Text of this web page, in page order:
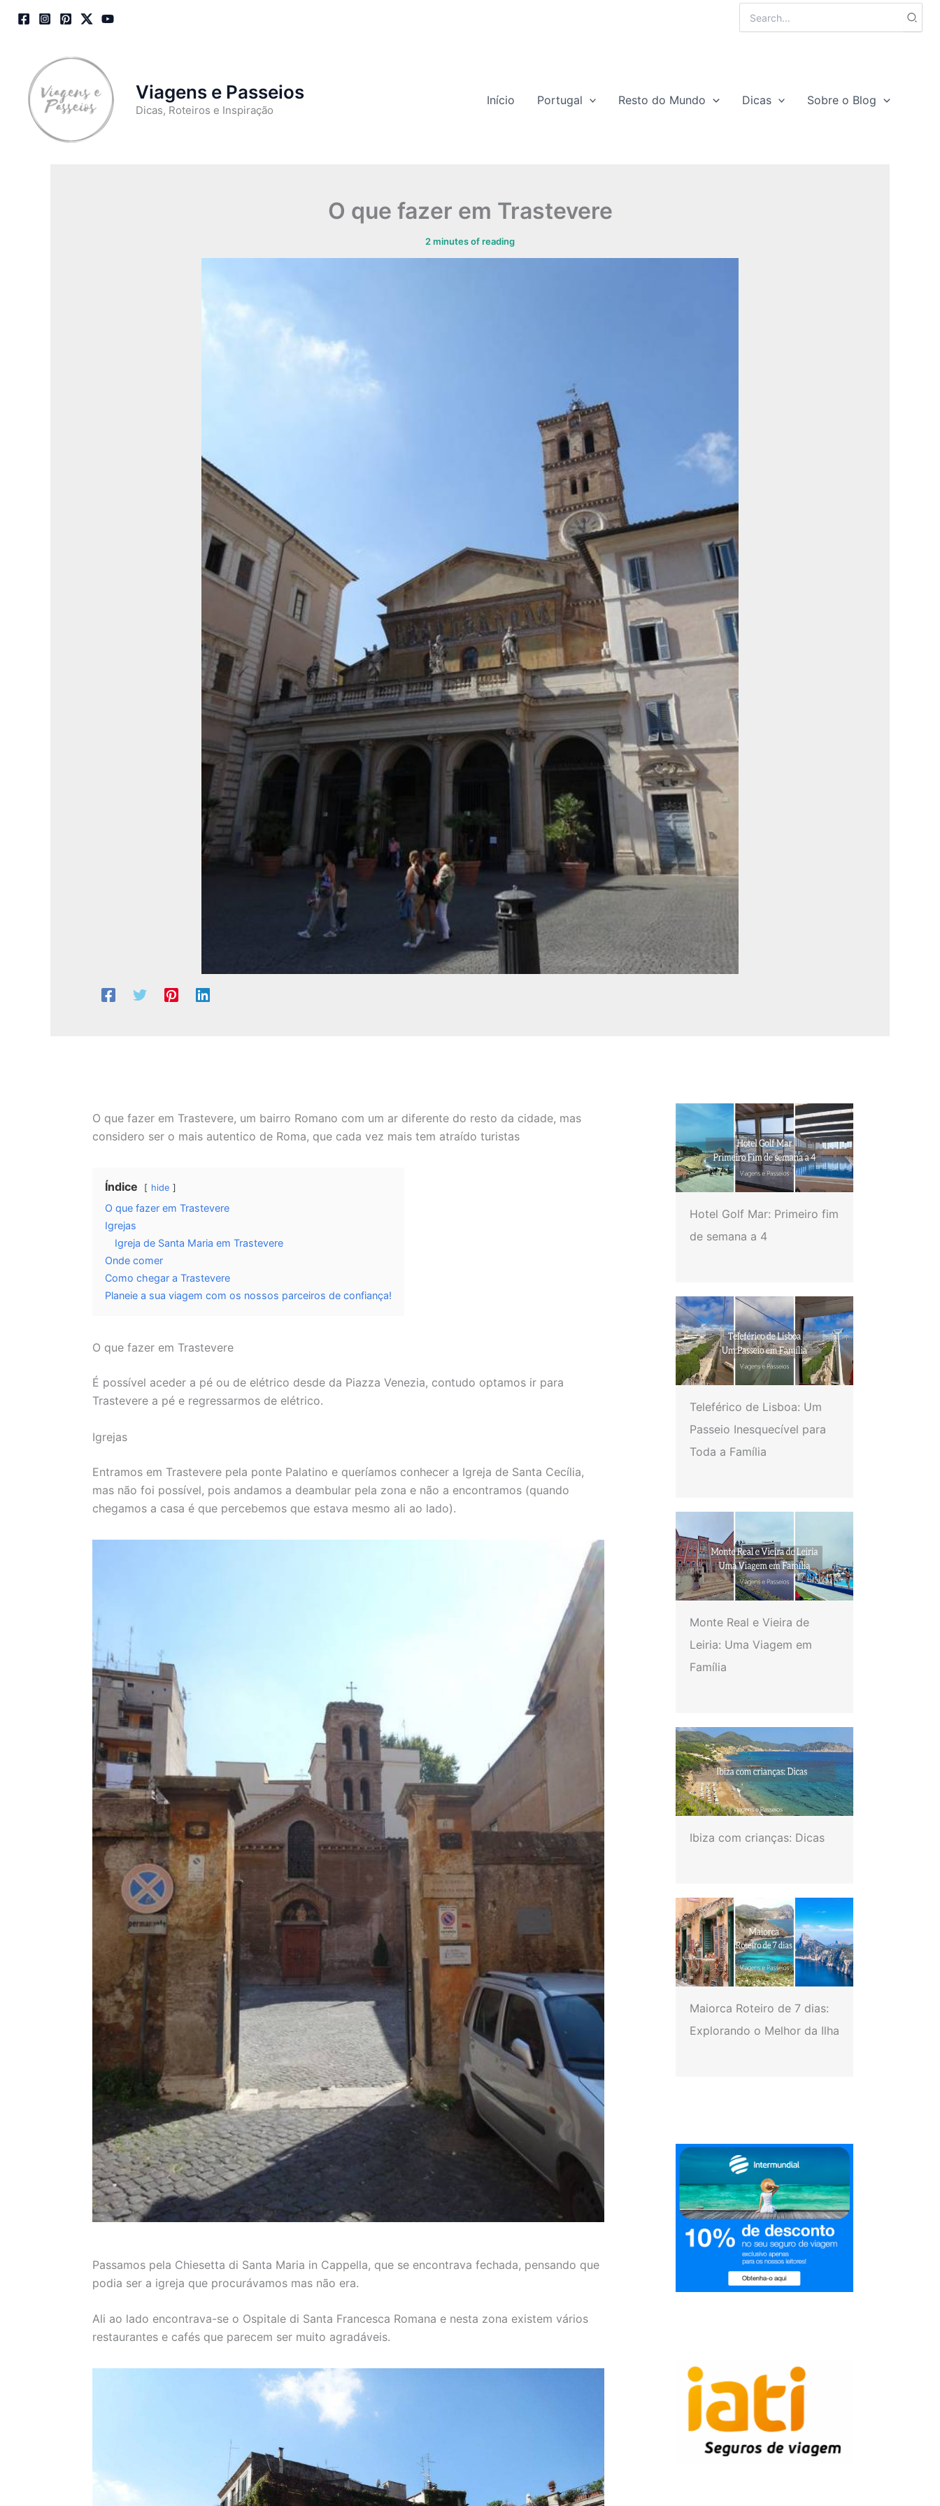
for:
Viagens e Passeios
Dicas, Roteiros e Inspiração
Início Portugal Resto do Mundo Dicas Sobre o Blog
O que fazer em Trastevere
2 minutes of reading
O que fazer em Trastevere, um bairro Romano com um ar diferente do resto da cidade, mas
considero ser o mais autentico de Roma, que cada vez mais tem atraído turistas
Índice hide
O que fazer em Trastevere
Igrejas
Igreja de Santa Maria em Trastevere
Onde comer
Como chegar a Trastevere
Planeie a sua viagem com os nossos parceiros de confiança!
O que fazer em Trastevere
É possível aceder a pé ou de elétrico desde da Piazza Venezia, contudo optamos ir para
Trastevere a pé e regressarmos de elétrico.
Igrejas
Entramos em Trastevere pela ponte Palatino e queríamos conhecer a Igreja de Santa Cecília,
mas não foi possível, pois andamos a deambular pela zona e não a encontramos (quando
chegamos a casa é que percebemos que estava mesmo ali ao lado).
Passamos pela Chiesetta di Santa Maria in Cappella, que se encontrava fechada, pensando que
podia ser a igreja que procurávamos mas não era.
Ali ao lado encontrava-se o Ospitale di Santa Francesca Romana e nesta zona existem vários
restaurantes e cafés que parecem ser muito agradáveis.
Hotel Golf Mar: Primeiro fim
de semana a 4
Teleférico de Lisboa: Um
Passeio Inesquecível para
Toda a Família
Monte Real e Vieira de
Leiria: Uma Viagem em
Família
Ibiza com crianças: Dicas
Maiorca Roteiro de 7 dias:
Explorando o Melhor da Ilha